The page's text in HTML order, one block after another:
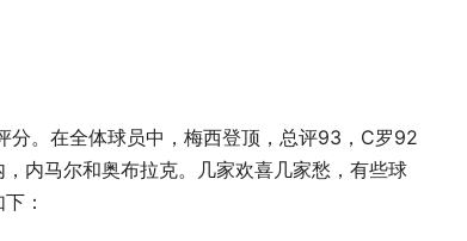
分。在全体球员中，梅西登顶，总评93，C罗92
内马尔和奥布拉克。几家欢喜几家愁，有些球
：